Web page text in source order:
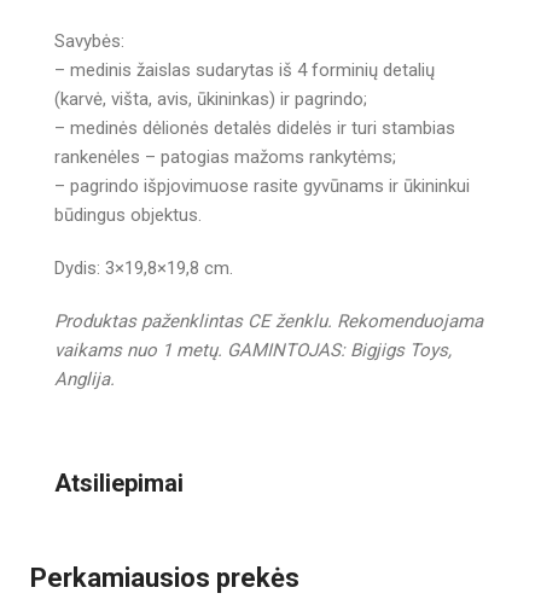
Savybės:
– medinis žaislas sudarytas iš 4 forminių detalių
(karvė, višta, avis, ūkininkas) ir pagrindo;
– medinės dėlionės detalės didelės ir turi stambias
rankenėles – patogias mažoms rankytėms;
– pagrindo išpjovimuose rasite gyvūnams ir ūkininkui
būdingus objektus.
Dydis: 3×19,8×19,8 cm.
Produktas paženklintas CE ženklu. Rekomenduojama
vaikams nuo 1 metų. GAMINTOJAS: Bigjigs Toys,
Anglija.
Atsiliepimai
Perkamiausios prekės